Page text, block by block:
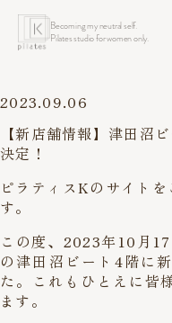
Becoming my neutral self.
Pilates studio for women only.
2023.09.06
【新店舗情報】津田沼
決定！
ピラティスKのサイト
す。
この度、2023年10月
の津田沼ビート4階に
た。これもひとえに皆
ます。